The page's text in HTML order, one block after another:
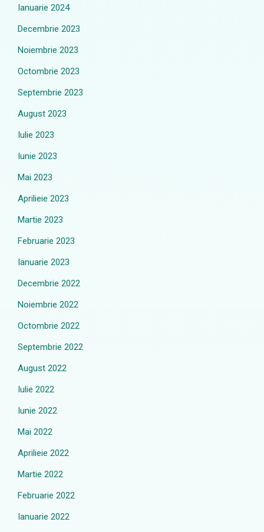
Ianuarie 2024
Decembrie 2023
Noiembrie 2023
Octombrie 2023
Septembrie 2023
August 2023
Iulie 2023
Iunie 2023
Mai 2023
Aprilieie 2023
Martie 2023
Februarie 2023
Ianuarie 2023
Decembrie 2022
Noiembrie 2022
Octombrie 2022
Septembrie 2022
August 2022
Iulie 2022
Iunie 2022
Mai 2022
Aprilieie 2022
Martie 2022
Februarie 2022
Ianuarie 2022